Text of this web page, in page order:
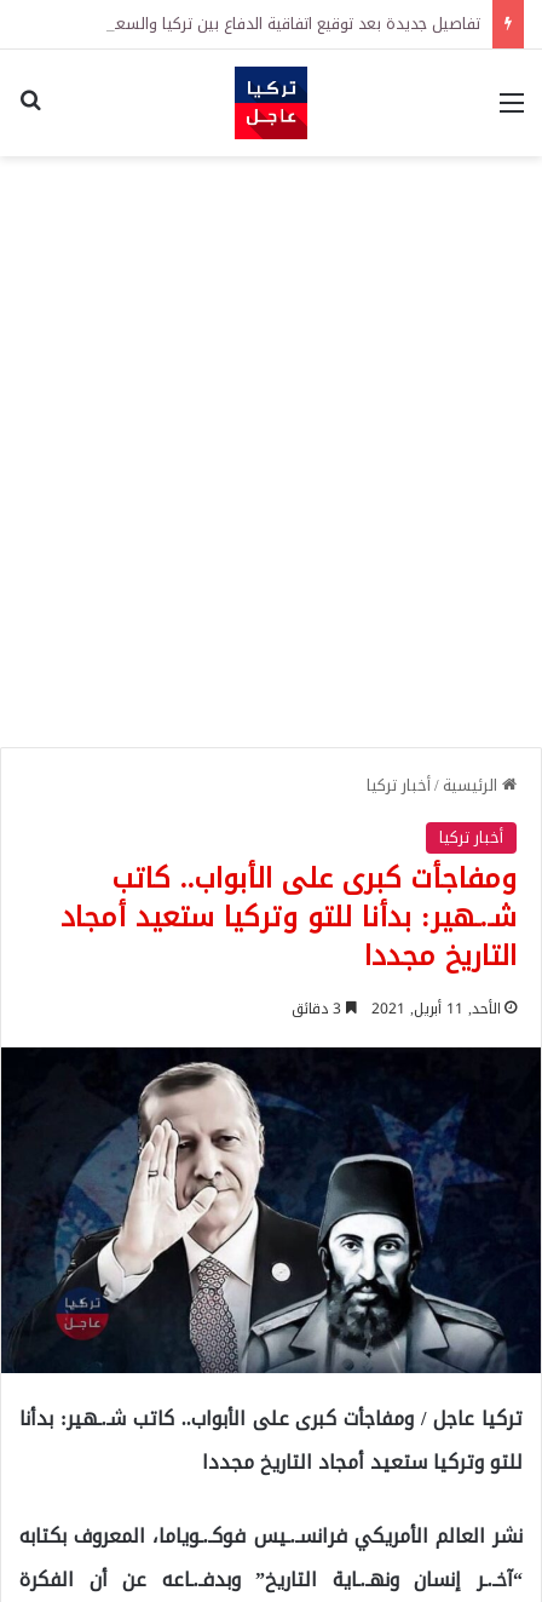
القائمة
الرئيسية/أخبار تركيا
أخبار تركيا
ومفاجأت كبرى على الأبواب.. كاتب
شـ.ـهير: بدأنا للتو وتركيا ستعيد أمجاد
التاريخ مجددا
الأحد, 11 أبريل, 2021
تركيا عاجل / ومفاجأت كبرى على الأبواب.. كاتب شـ.ـهير: بدأنا
للتو وتركيا ستعيد أمجاد التاريخ مجددا
نشر العالم الأمريكي فرانسـ.ـيس فوكـ.ـوياما، المعروف بكتابه
“آخـ.ـر إنسان ونهـ.ـاية التاريخ” وبدفـ.ـاعه عن أن الفكرة